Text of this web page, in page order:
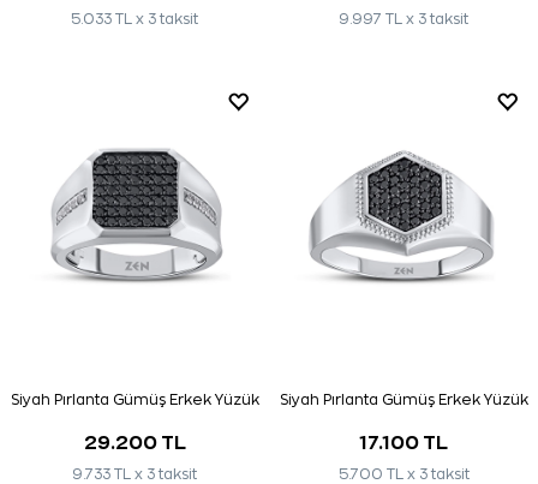
5.033 TL x 3 taksit 9.997 TL x 3 taksit
Siyah Pırlanta Gümüş Erkek Yüzük
29.200 TL
9.733 TL x 3 taksit
Siyah Pırlanta Gümüş Erkek Yüzük
17.100 TL
5.700 TL x 3 taksit